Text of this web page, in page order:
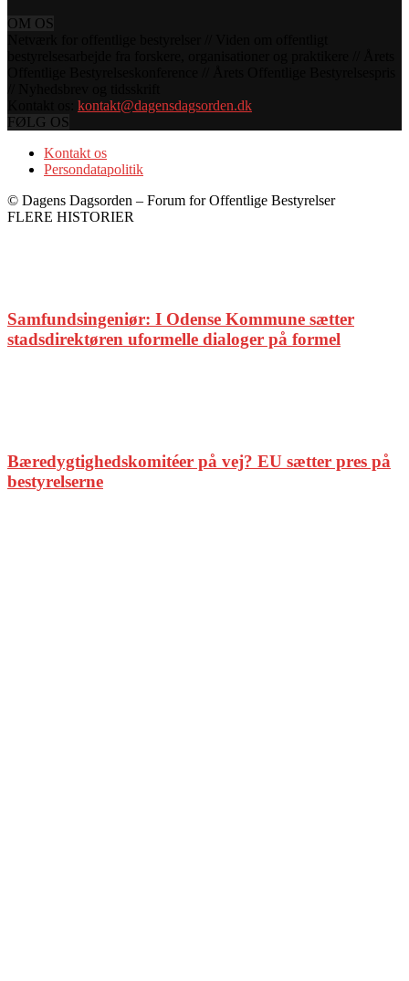
OM OS
kontakt@dagensdagsorden.dk
FØLG OS
Kontakt os
Persondatapolitik
© Dagens Dagsorden – Forum for Offentlige Bestyrelser
FLERE HISTORIER
Samfundsingeniør: I Odense Kommune sætter
stadsdirektøren uformelle dialoger på formel
Bæredygtighedskomitéer på vej? EU sætter pres på
bestyrelserne